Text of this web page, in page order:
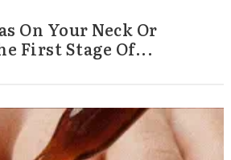
On Your Neck Or
First Stage Of...